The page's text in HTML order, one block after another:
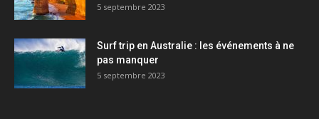
5 septembre 2023
Surf trip en Australie : les événements à ne
pas manquer
5 septembre 2023